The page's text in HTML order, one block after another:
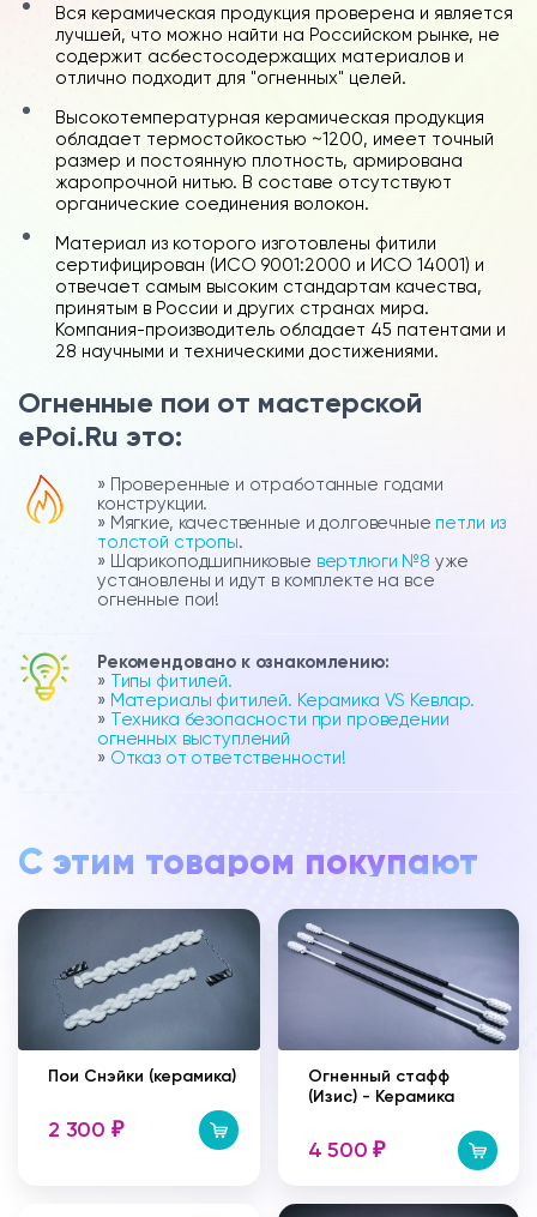
Вся керамическая продукция проверена и является
лучшей, что можно найти на Российском рынке, не
содержит асбестосодержащих материалов и
отлично подходит для "огненных" целей.
Высокотемпературная керамическая продукция
обладает термостойкостью ~1200, имеет точный
размер и постоянную плотность, армирована
жаропрочной нитью. В составе отсутствуют
органические соединения волокон.
Материал из которого изготовлены фитили
сертифицирован (ИСО 9001:2000 и ИСО 14001) и
отвечает самым высоким стандартам качества,
принятым в России и других странах мира.
Компания-производитель обладает 45 патентами и
28 научными и техническими достижениями.
Огненные пои от мастерской
ePoi.Ru это:
» Проверенные и отработанные годами
конструкции.
» Мягкие, качественные и долговечные петли из
толстой стропы.
» Шарикоподшипниковые вертлюги №8 уже
установлены и идут в комплекте на все
огненные пои!
Рекомендовано к ознакомлению:
» Типы фитилей.
» Материалы фитилей. Керамика VS Кевлар.
» Техника безопасности при проведении
огненных выступлений
» Отказ от ответственности!
С этим товаром покупают
Пои Снэйки (керамика)
2 300 ₽
Огненный стафф
(Изис) - Керамика
4 500₽